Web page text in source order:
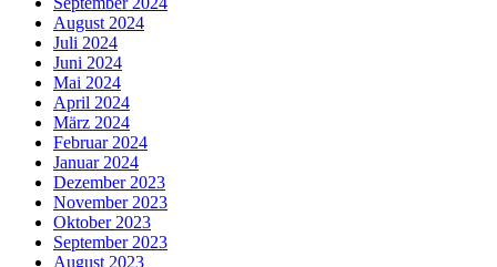
August 2024
Juli 2024
Juni 2024
Mai 2024
April 2024
März 2024
Februar 2024
Januar 2024
Dezember 2023
November 2023
Oktober 2023
September 2023
August 2023